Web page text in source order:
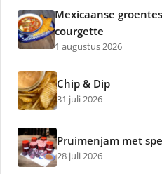
Mexicaanse
courgette
1 augustus 2026
Chip & Dip
31 juli 2026
Pruimenjam met
28 juli 2026